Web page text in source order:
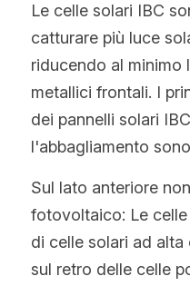
Le celle solari IBC
catturare più luce
riducendo al minimo
metallici frontali. I
dei pannelli solari
l'abbagliamento
Sul lato anteriore
fotovoltaico: Le
di celle solari ad
sul retro delle celle